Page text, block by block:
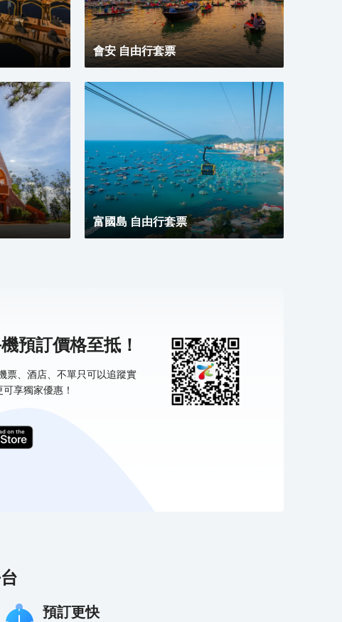
會安 自由行套票
富國島 自由行套票
預訂價格至抵！
票、酒店、不單只可以追蹤實
享獨家優惠！
預訂更快